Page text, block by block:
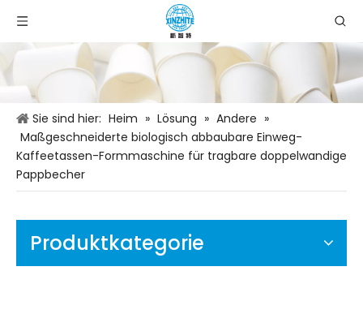
Sie sind hier: Heim » Lösung » Andere »
Maßgeschneiderte biologisch abbaubare Einweg-
Kaffeetassen-Formmaschine für tragbare doppelwandige
Pappbecher
Produktkategorie